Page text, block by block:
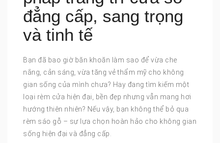
đẳng cấp, sang trọng
và tinh tế
Bạn đã bao giờ băn khoăn làm sao để vừa che
nắng, cản sáng, vừa tăng vẻ thẩm mỹ cho không
gian sống của mình chưa? Hay đang tìm kiếm một
loại rèm cửa hiện đại, bền đẹp nhưng vẫn mang hơi
hướng thiên nhiên? Nếu vậy, bạn không thể bỏ qua
rèm sáo gỗ – sự lựa chọn hoàn hảo cho không gian
sống hiện đại và đẳng cấp.